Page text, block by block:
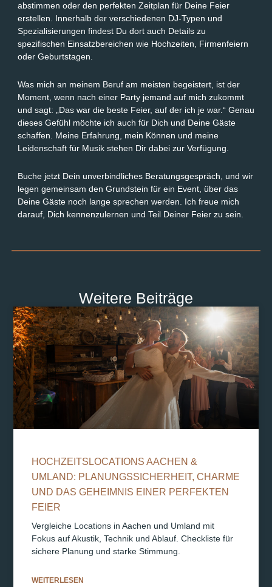
abstimmen oder den perfekten Zeitplan für Deine Feier
erstellen. Innerhalb der verschiedenen DJ-Typen und
Spezialisierungen findest Du dort auch Details zu
spezifischen Einsatzbereichen wie Hochzeiten, Firmenfeiern
oder Geburtstagen.
Was mich an meinem Beruf am meisten begeistert, ist der
Moment, wenn nach einer Party jemand auf mich zukommt
und sagt: „Das war die beste Feier, auf der ich je war.“ Genau
dieses Gefühl möchte ich auch für Dich und Deine Gäste
schaffen. Meine Erfahrung, mein Können und meine
Leidenschaft für Musik stehen Dir dabei zur Verfügung.
Buche jetzt Dein unverbindliches Beratungsgespräch, und wir
legen gemeinsam den Grundstein für ein Event, über das
Deine Gäste noch lange sprechen werden. Ich freue mich
darauf, Dich kennenzulernen und Teil Deiner Feier zu sein.
Weitere Beiträge
HOCHZEITSLOCATIONS AACHEN &
UMLAND: PLANUNGSSICHERHEIT, CHARME
UND DAS GEHEIMNIS EINER PERFEKTEN
FEIER
Vergleiche Locations in Aachen und Umland mit
Fokus auf Akustik, Technik und Ablauf. Checkliste für
sichere Planung und starke Stimmung.
WEITERLESEN